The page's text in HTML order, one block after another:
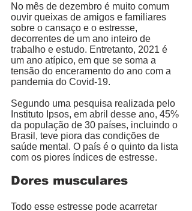
No mês de dezembro é muito comum
ouvir queixas de amigos e familiares
sobre o cansaço e o estresse,
decorrentes de um ano inteiro de
trabalho e estudo. Entretanto, 2021 é
um ano atípico, em que se soma a
tensão do enceramento do ano com a
pandemia do Covid-19.
Segundo uma pesquisa realizada pelo
Instituto Ipsos, em abril desse ano, 45%
da população de 30 países, incluindo o
Brasil, teve piora das condições de
saúde mental. O país é o quinto da lista
com os piores índices de estresse.
Dores musculares
Todo esse estresse pode acarretar